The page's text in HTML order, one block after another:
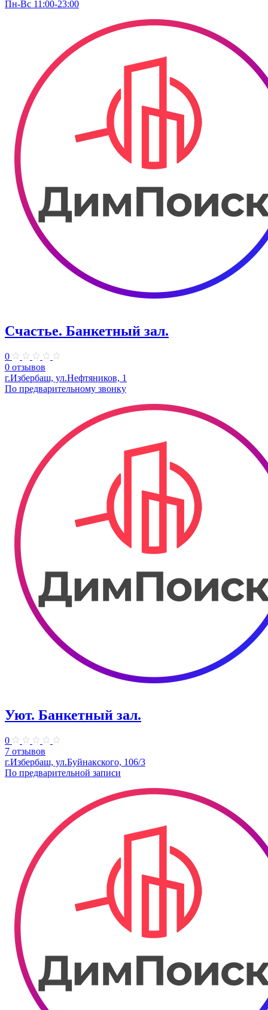
Пн-Вс 11:00-23:00
Счастье. Банкетный зал.
0
0 отзывов
г.Избербаш, ул.Нефтяников, 1
По предварительному звонку
Уют. Банкетный зал.
0
7 отзывов
г.Избербаш, ул.Буйнакского, 106/3
По предварительной записи